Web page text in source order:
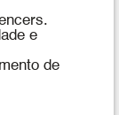
e
de